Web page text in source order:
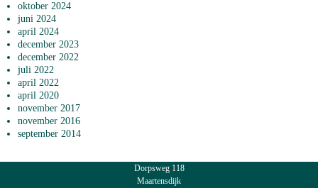
oktober 2024
juni 2024
april 2024
december 2023
december 2022
juli 2022
april 2022
april 2020
november 2017
november 2016
september 2014
Dorpsweg 118
Maartensdijk